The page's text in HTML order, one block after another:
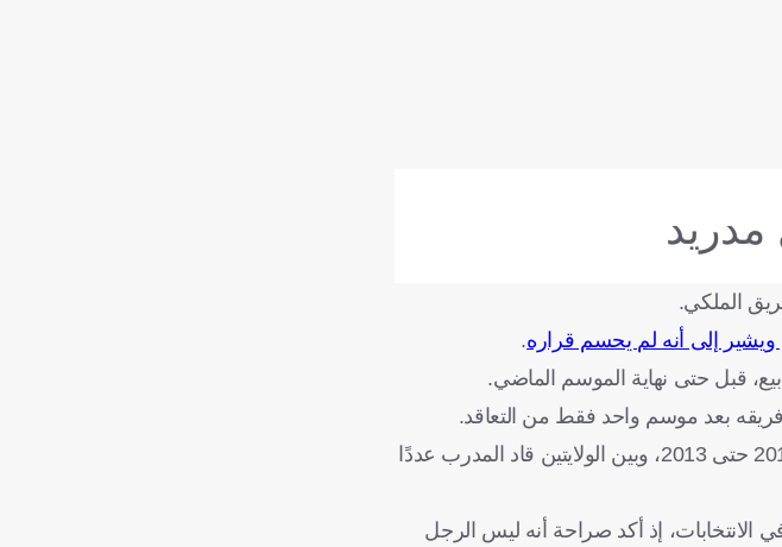
مدريد
ويشير إلى أنه لم يحسم قراره.
قبل حتى نهاية الموسم الماضي.
فريقه بعد موسم واحد فقط من التعاقد.
في المقابل، يستعد الملقب بـ"الاستثنائي" للعودة إلى ريال مدريد في ولاية ثانية، بعد فترة أولى من 2010 حتى 2013، وبين الولايتين قاد المدرب عددًا
إذ أكد صراحة أنه ليس الرجل